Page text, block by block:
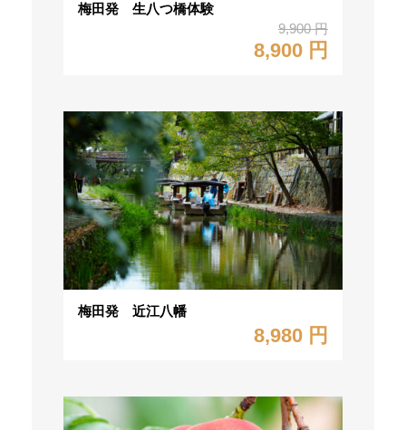
梅田発 生八つ橋体験
9,900 円
8,900 円
梅田発 近江八幡
8,980 円